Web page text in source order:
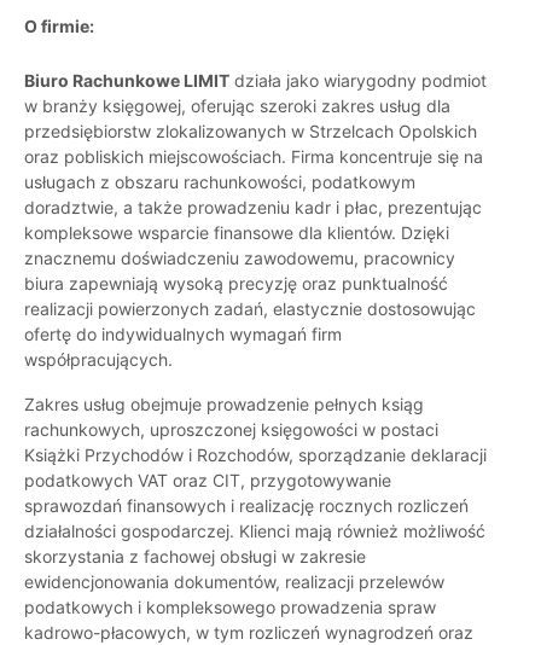
O firmie:
Biuro Rachunkowe LIMIT działa jako wiarygodny podmiot
w branży księgowej, oferując szeroki zakres usług dla
przedsiębiorstw zlokalizowanych w Strzelcach Opolskich
oraz pobliskich miejscowościach. Firma koncentruje się na
usługach z obszaru rachunkowości, podatkowym
doradztwie, a także prowadzeniu kadr i płac, prezentując
kompleksowe wsparcie finansowe dla klientów. Dzięki
znacznemu doświadczeniu zawodowemu, pracownicy
biura zapewniają wysoką precyzję oraz punktualność
realizacji powierzonych zadań, elastycznie dostosowując
ofertę do indywidualnych wymagań firm
współpracujących.
Zakres usług obejmuje prowadzenie pełnych ksiąg
rachunkowych, uproszczonej księgowości w postaci
Książki Przychodów i Rozchodów, sporządzanie deklaracji
podatkowych VAT oraz CIT, przygotowywanie
sprawozdań finansowych i realizację rocznych rozliczeń
działalności gospodarczej. Klienci mają również możliwość
skorzystania z fachowej obsługi w zakresie
ewidencjonowania dokumentów, realizacji przelewów
podatkowych i kompleksowego prowadzenia spraw
kadrowo-płacowych, w tym rozliczeń wynagrodzeń oraz